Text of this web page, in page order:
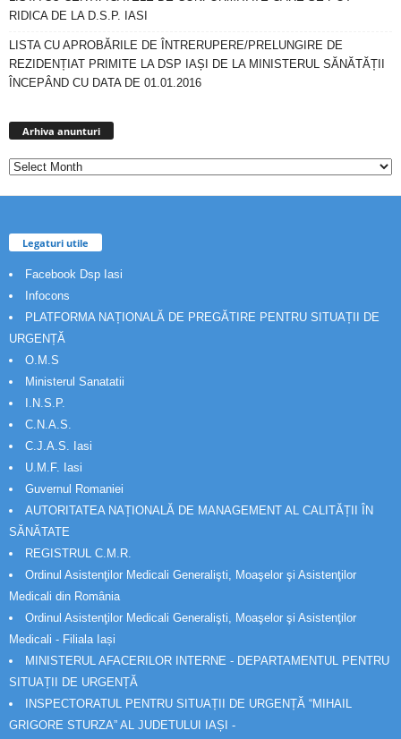
RIDICA DE LA D.S.P. IASI
LISTA CU APROBĂRILE DE ÎNTRERUPERE/PRELUNGIRE DE
REZIDENȚIAT PRIMITE LA DSP IAȘI DE LA MINISTERUL SĂNĂTĂȚII
ÎNCEPÂND CU DATA DE 01.01.2016
Arhiva anunturi
Legaturi utile
Facebook Dsp Iasi
Infocons
PLATFORMA NAȚIONALĂ DE PREGĂTIRE PENTRU SITUAȚII DE
URGENȚĂ
O.M.S
Ministerul Sanatatii
I.N.S.P.
C.N.A.S.
C.J.A.S. Iasi
U.M.F. Iasi
Guvernul Romaniei
AUTORITATEA NAȚIONALĂ DE MANAGEMENT AL CALITĂȚII ÎN
SĂNĂTATE
REGISTRUL C.M.R.
Ordinul Asistenţilor Medicali Generalişti, Moaşelor şi Asistenţilor
Medicali din România
Ordinul Asistenţilor Medicali Generalişti, Moaşelor şi Asistenţilor
Medicali - Filiala Iași
MINISTERUL AFACERILOR INTERNE - DEPARTAMENTUL PENTRU
SITUAȚII DE URGENȚĂ
INSPECTORATUL PENTRU SITUAȚII DE URGENȚĂ “MIHAIL
GRIGORE STURZA” AL JUDETULUI IAȘI -